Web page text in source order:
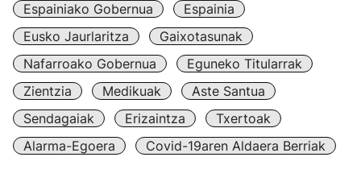
Espainiako Gobernua
Espainia
Eusko Jaurlaritza
Gaixotasunak
Nafarroako Gobernua
Eguneko Titularrak
Zientzia
Medikuak
Aste Santua
Sendagaiak
Erizaintza
Txertoak
Alarma-Egoera
Covid-19aren Aldaera Berriak